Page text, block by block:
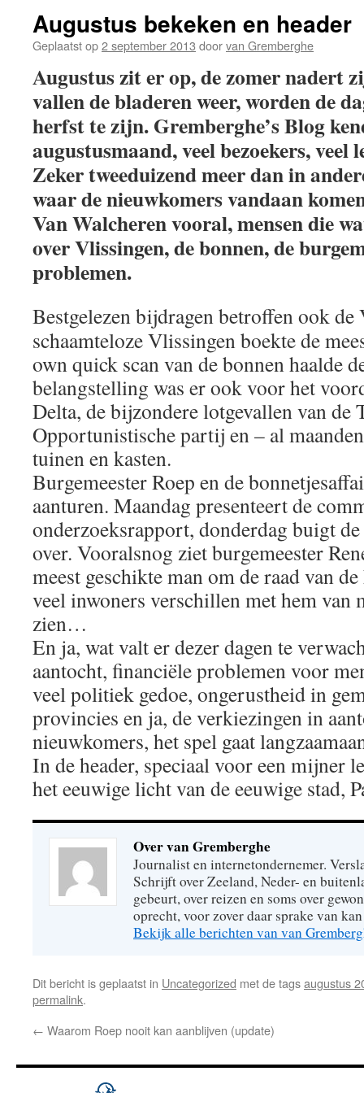
Augustus bekeken en header
Geplaatst op2 september 2013 doorvan Gremberghe
Augustus zit er op, de zomer nadert
vallen de bladeren weer, worden de
herfst te zijn. Gremberghe’s Blog
augustusmaand, veel bezoekers, veel
Zeker tweeduizend meer dan in
waar de nieuwkomers vandaan
Van Walcheren vooral, mensen die
over Vlissingen, de bonnen, de
problemen.
Bestgelezen bijdragen betroffen ook
schaamteloze Vlissingen boekte de
own quick scan van de bonnen haalde
belangstelling was er ook voor het
Delta, de bijzondere lotgevallen van de
Opportunistische partij en – al
tuinen en kasten.
Burgemeester Roep en de
aanturen. Maandag presenteert de
onderzoeksrapport, donderdag buigt
over. Vooralsnog ziet burgemeester
meest geschikte man om de raad van
veel inwoners verschillen met hem van
zien…
En ja, wat valt er dezer dagen te
aantocht, financiële problemen voor
veel politiek gedoe, ongerustheid in
provincies en ja, de verkiezingen in
nieuwkomers, het spel gaat
In de header, speciaal voor een mijner
het eeuwige licht van de eeuwige stad,
Over van Gremberghe
Journalist en internetondernemer.
Schrijft over Zeeland, Neder- en
gebeurt, over reizen en soms over
oprecht, voor zover daar sprake van
Bekijk alle berichten van van
Dit bericht is geplaatst in Uncategorized met de tagsaugustus
permalink.
← Waarom Roep nooit kan aanblijven (update)